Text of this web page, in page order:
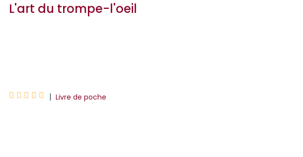
L'art du trompe-l'oeil
     | Livre de poche